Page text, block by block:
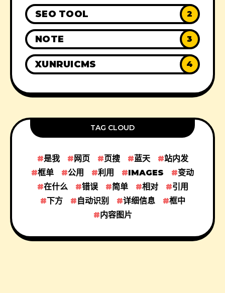
SEO TOOL 2
NOTE 3
XUNRUICMS 4
TAG CLOUD
是我 网页 页搜 蓝天
站内发
框单
公用 利用 IMAGES
变动
在什么
错误 简单 相对
引用
下方
自动识别 详细信息
框中
内容图片